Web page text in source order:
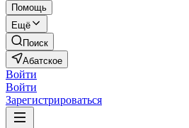
Помощь
Ещё
Поиск
Абатское
Войти
Войти
Зарегистрироваться